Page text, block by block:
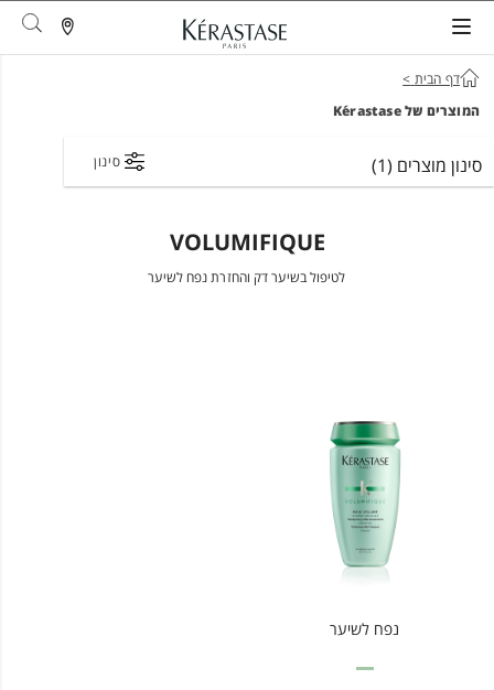
דף הבית >
המוצרים של Kérastase
סינון מוצרים (1) סינון
VOLUMIFIQUE
לטיפול בשיער דק והחזרת נפח לשיער
נפח לשיער